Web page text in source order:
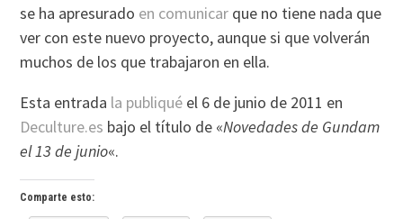
se ha apresurado en comunicar que no tiene nada que
ver con este nuevo proyecto, aunque si que volverán
muchos de los que trabajaron en ella.
Esta entrada la publiqué el 6 de junio de 2011 en
Deculture.es bajo el título de «Novedades de Gundam
el 13 de junio«.
Comparte esto: